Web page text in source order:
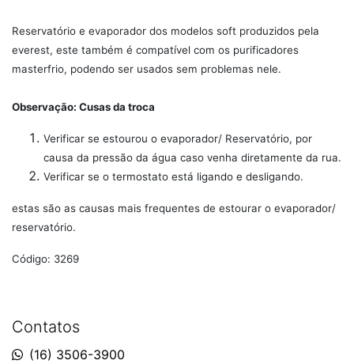
Reservatório e evaporador dos modelos soft produzidos pela
everest, este também é compatível com os purificadores
masterfrio, podendo ser usados sem problemas nele.
Observação: Cusas da troca
Verificar se estourou o evaporador/ Reservatório, por
causa da pressão da água caso venha diretamente da rua.
Verificar se o termostato está ligando e desligando.
estas são as causas mais frequentes de estourar o evaporador/
reservatório.
Código: 3269
Contatos
(16) 3506-3900